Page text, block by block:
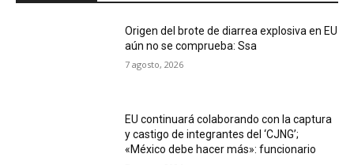
Origen del brote de diarrea explosiva en EU
aún no se comprueba: Ssa
7 agosto, 2026
EU continuará colaborando con la captura
y castigo de integrantes del ‘CJNG’;
«México debe hacer más»: funcionario